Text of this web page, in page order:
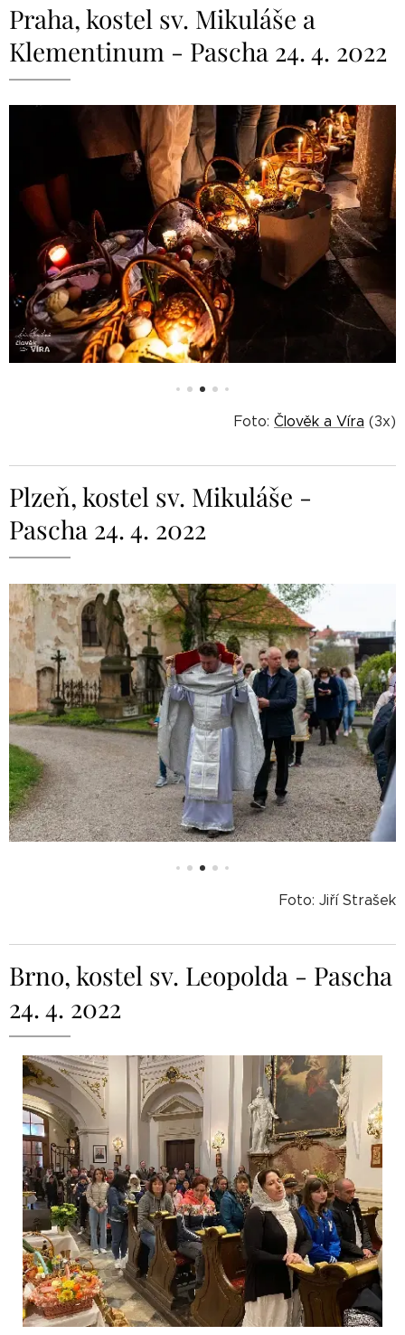
Praha, kostel sv. Mikuláše a
Klementinum - Pascha 24. 4. 2022
Foto: Člověk a Víra (3x)
Plzeň, kostel sv. Mikuláše -
Pascha 24. 4. 2022
Foto: Jiří Strašek
Brno, kostel sv. Leopolda - Pascha
24. 4. 2022